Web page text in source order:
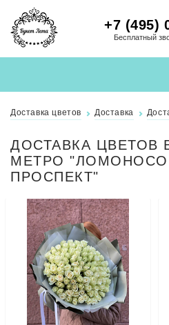
+7 (495)
Бесплатный
Доставка цветов Доставка
ДОСТАВКА ЦВЕТОВ
МЕТРО
ПРОСПЕКТ"